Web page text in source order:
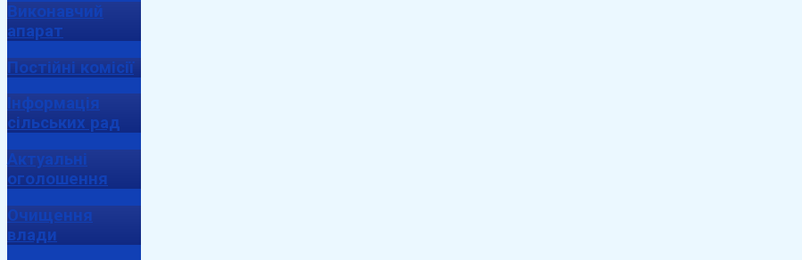
Виконавчий
апарат
Постійні комісії
Інформація
сільських рад
Актуальні
оголошення
Очищення
влади